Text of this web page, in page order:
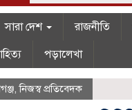
সারা দেশ রাজনীতি
পড়ালেখা
,নিজস্ব প্রতিবেদক